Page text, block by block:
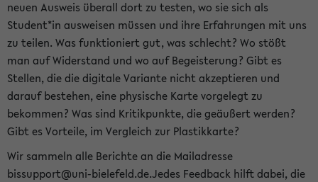
neuen Ausweis überall dort zu testen, wo sie sich als
Student*in ausweisen müssen und ihre Erfahrungen mit uns
zu teilen. Was funktioniert gut, was schlecht? Wo stößt
man auf Widerstand und wo auf Begeisterung? Gibt es
Stellen, die die digitale Variante nicht akzeptieren und
darauf bestehen, eine physische Karte vorgelegt zu
bekommen? Was sind Kritikpunkte, die geäußert werden?
Gibt es Vorteile, im Vergleich zur Plastikkarte?
Wir sammeln alle Berichte an die Mailadresse
bissupport@uni-bielefeld.de.Jedes Feedback hilft dabei, die